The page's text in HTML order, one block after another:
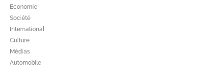
Economie
Société
International
Culture
Médias
Automobile